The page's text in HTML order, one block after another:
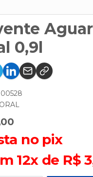
0,9l
no pix
12x de R$